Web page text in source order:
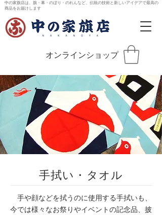
中の家旗店は、旗・幕・のぼり・のれんなど、伝統の技術と新しいアイデアで最高の
商品をお届けします
オンラインショップ
手拭い・タオル
手や顔などを拭うのに使用する手拭いも、
今では様々なお祭りやイベントの記念品、披